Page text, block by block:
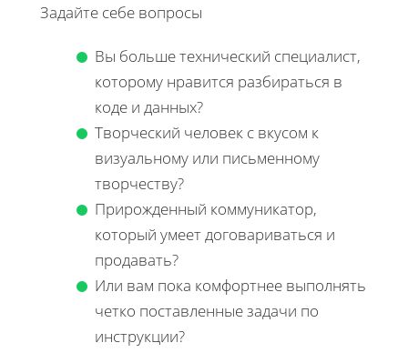
Задайте себе вопросы
Вы больше технический специалист,
которому нравится разбираться в
коде и данных?
Творческий человек с вкусом к
визуальному или письменному
творчеству?
Прирожденный коммуникатор,
который умеет договариваться и
продавать?
Или вам пока комфортнее выполнять
четко поставленные задачи по
инструкции?